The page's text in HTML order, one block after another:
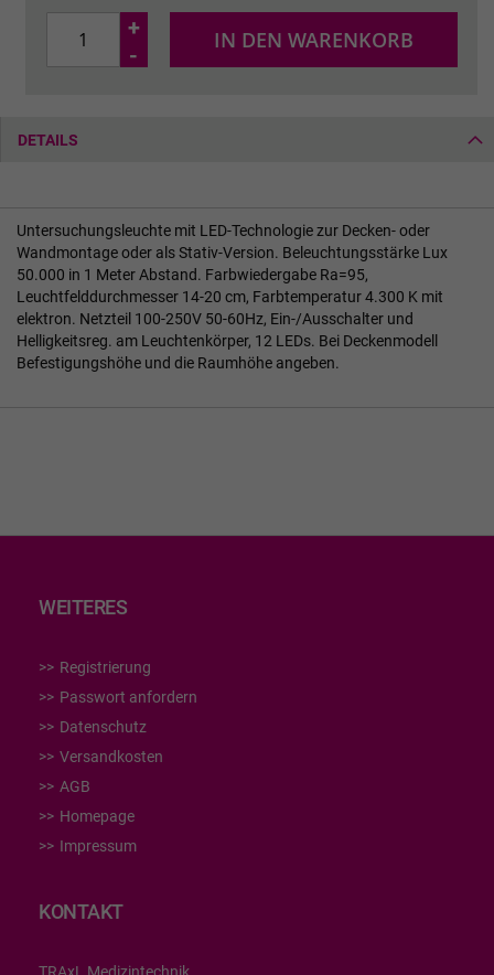
+
-
IN DEN WARENKORB
DETAILS
Untersuchungsleuchte mit LED-Technologie zur Decken- oder
Wandmontage oder als Stativ-Version. Beleuchtungsstärke Lux
50.000 in 1 Meter Abstand. Farbwiedergabe Ra=95,
Leuchtfelddurchmesser 14-20 cm, Farbtemperatur 4.300 K mit
elektron. Netzteil 100-250V 50-60Hz, Ein-/Ausschalter und
Helligkeitsreg. am Leuchtenkörper, 12 LEDs. Bei Deckenmodell
Befestigungshöhe und die Raumhöhe angeben.
WEITERES
Registrierung
Passwort anfordern
Datenschutz
Versandkosten
AGB
Homepage
Impressum
KONTAKT